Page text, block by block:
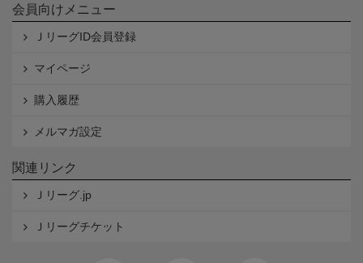
会員向けメニュー
ＪリーグID会員登録
マイページ
購入履歴
メルマガ設定
関連リンク
Ｊリーグ.jp
Ｊリーグチケット